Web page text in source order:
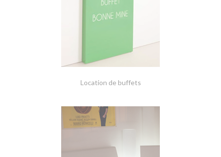
Location de buffets